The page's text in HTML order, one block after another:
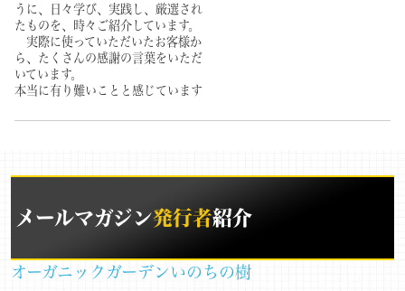
うに、日々学び、実践し、厳選され
たものを、時々ご紹介しています。
実際に使っていただいたお客様か
ら、たくさんの感謝の言葉をいただ
いています。
本当に有り難いことと感じています
メールマガジン発行者紹介
オーガニックガーデンいのちの樹